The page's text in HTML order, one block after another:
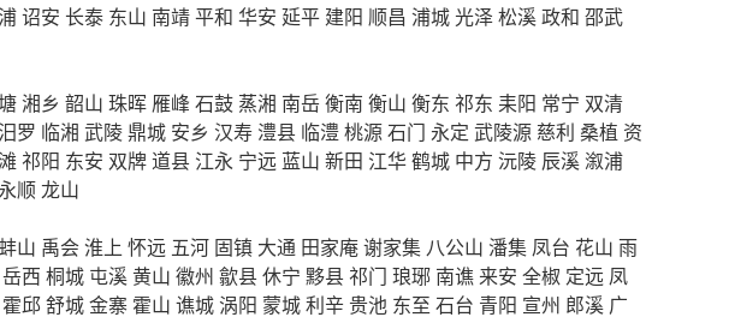
诏安 长泰 东山 南靖平和 华安 延平 建阳 顺昌 浦城光泽松溪政和 邵武
湘乡 韶山 珠晖 雁峰 石鼓 蒸湘 南岳衡南 衡山 衡东 祁东 耒阳 常宁 双清
罗 临湘 武陵鼎城 安乡 汉寿 澧县 临澧桃源石门 永定 武陵源 慈利 桑植 资
祁阳 东安 双牌道县 江永 宁远 蓝山 新田 江华鹤城 中方 沅陵 辰溪 溆浦
永顺龙山
山 禹会淮上 怀远 五河 固镇 大通 田家庵谢家集 八公山 潘集 凤台 花山 雨
岳西 桐城 屯溪黄山 徽州 歙县休宁 黟县祁门 琅琊 南谯 来安 全椒 定远 凤
霍邱舒城金寨 霍山 谯城 涡阳 蒙城利辛 贵池 东至 石台 青阳 宣州 郎溪 广